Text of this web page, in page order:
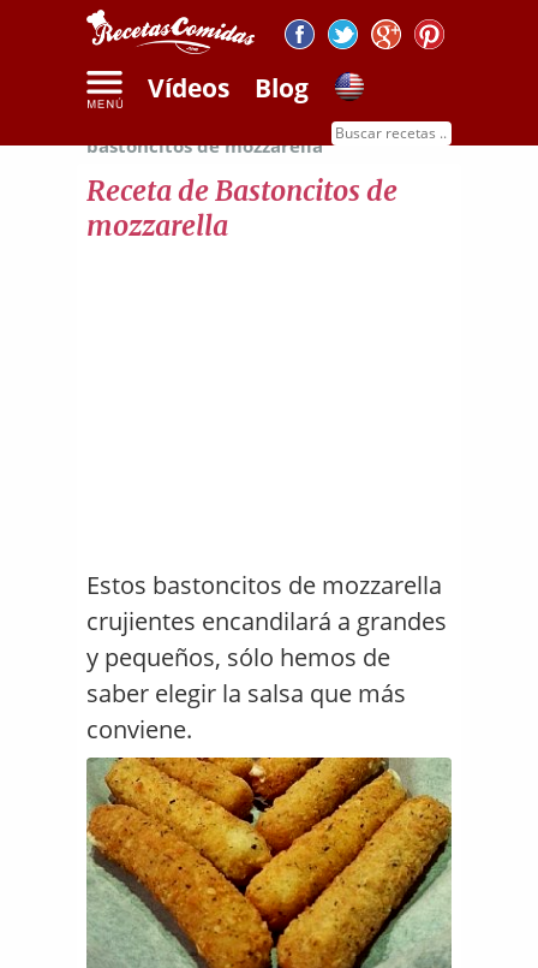
Vídeos Blog
Receta de
bastoncitos de mozzarella
Receta de Bastoncitos de
mozzarella
Estos bastoncitos de mozzarella
crujientes encandilará a grandes
y pequeños, sólo hemos de
saber elegir la salsa que más
conviene.